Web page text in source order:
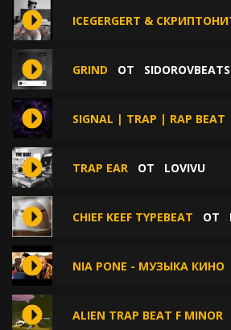
ICEGERGERT &
GRIND ОТ SIDOROVBEATS
SIGNAL | TRAP | RAP BEAT
TRAP EAR ОТ LOVIVU
CHIEF KEEF TYPEBEAT ОТ
NIA PONE - МУЗЫКА КИНО
ALIEN TRAP BEAT F MINOR